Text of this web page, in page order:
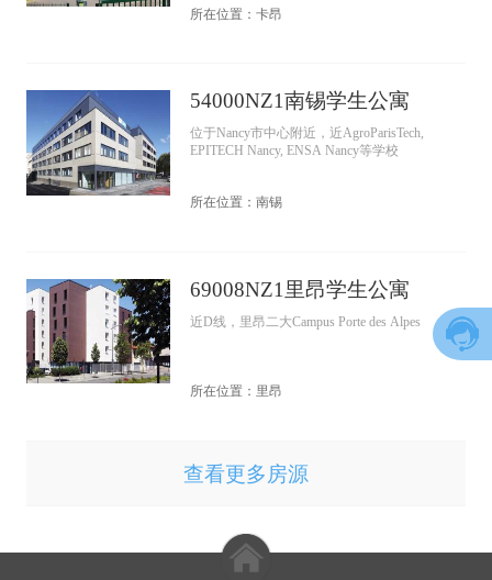
所在位置：卡昂
54000NZ1南锡学生公寓
位于Nancy市中心附近，近AgroParisTech,
EPITECH Nancy, ENSA Nancy等学校
所在位置：南锡
69008NZ1里昂学生公寓
近D线，里昂二大Campus Porte des Alpes
所在位置：里昂
查看更多房源